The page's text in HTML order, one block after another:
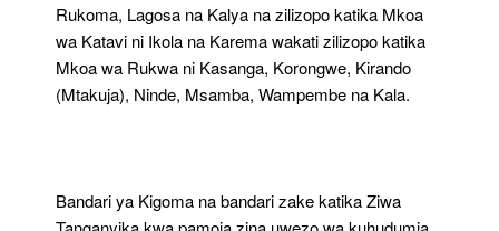
Rukoma, Lagosa na Kalya na zilizopo katika Mkoa
wa Katavi ni Ikola na Karema wakati zilizopo katika
Mkoa wa Rukwa ni Kasanga, Korongwe, Kirando
(Mtakuja), Ninde, Msamba, Wampembe na Kala.
Bandari ya Kigoma na bandari zake katika Ziwa